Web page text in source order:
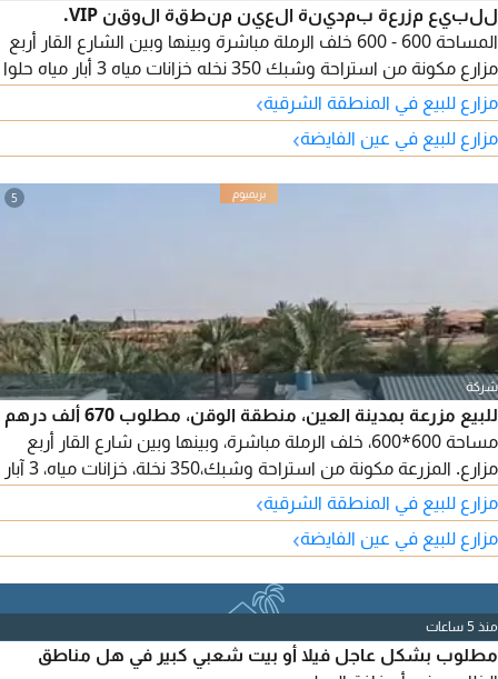
للبيع مزرعة بمدينة العين منطقة الوقن VIP.
المساحة 600 - 600 خلف الرملة مباشرة وبينها وبين الشارع القار أربع
مزارع مكونة من استراحة وشبك 350 نخله خزانات مياه 3 أبار مياه حلوا
مطلوب 650 ألف درهم قابلة للتفاوض التسجيل للاماراتيين
مزارع للبيع في المنطقة الشرقية›
مزارع للبيع في عين الفايضة›
5
شركة
للبيع مزرعة بمدينة العين، منطقة الوقن، مطلوب 670 ألف درهم
مساحة 600*600، خلف الرملة مباشرة، وبينها وبين شارع القار أربع
مزارع. المزرعة مكونة من استراحة وشبك،350 نخلة، خزانات مياه، 3 آبار
(2 تعمل وواحد احتياط) مياه حلوة. التسجيل فقط للاماراتيين
مزارع للبيع في المنطقة الشرقية›
مزارع للبيع في عين الفايضة›
منذ 5 ساعات
مطلوب بشكل عاجل فيلا أو بيت شعبي كبير في هل مناطق